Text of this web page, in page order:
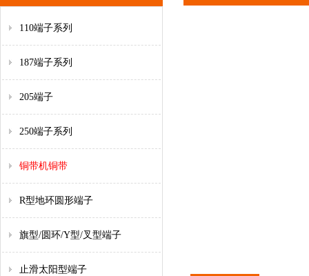
110端子系列
187端子系列
205端子
250端子系列
铜带机铜带
R型地环圆形端子
旗型/圆环/Y型/叉型端子
止滑太阳型端子